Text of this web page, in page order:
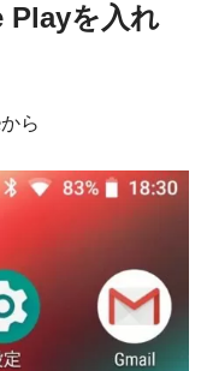
Playを入れ
ら